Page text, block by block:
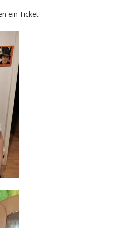
ein Ticket